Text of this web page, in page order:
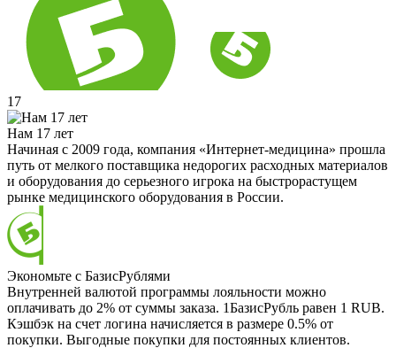
17
Нам 17 лет
Начиная с 2009 года, компания «Интернет-медицина» прошла
путь от мелкого поставщика недорогих расходных материалов
и оборудования до серьезного игрока на быстрорастущем
рынке медицинского оборудования в России.
Экономьте с БазисРублями
Внутренней валютой программы лояльности можно
оплачивать до 2% от суммы заказа. 1БазисРубль равен 1 RUB.
Кэшбэк на счет логина начисляется в размере 0.5% от
покупки. Выгодные покупки для постоянных клиентов.